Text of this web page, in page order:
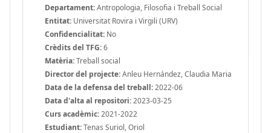
Departament:Antropologia, Filosofia i Treball Social
Entitat: Universitat Rovira i Virgili (URV)
Confidencialitat: No
Crèdits del TFG:6
Matèria:Treball social
Director del projecte:Anleu Hernández, Claudia Maria
Data de la defensa del treball:2022-06
Data d'alta al repositori:2023-03-25
Curs acadèmic:2021-2022
Estudiant:Tenas Suriol, Oriol